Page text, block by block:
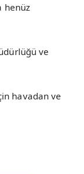
henüz
ve
havadan ve